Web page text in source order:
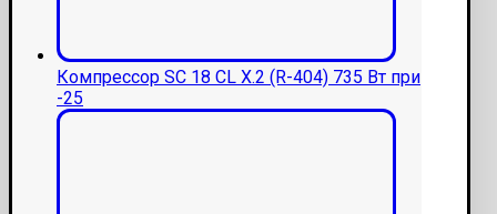
Компрессор SC 18 CL Х.2 (R-404) 735 Вт при
-25